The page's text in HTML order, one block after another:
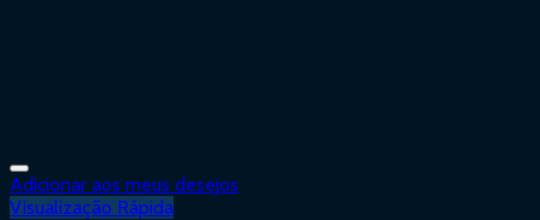
Adicionar aos meus desejos
Visualização Rápida